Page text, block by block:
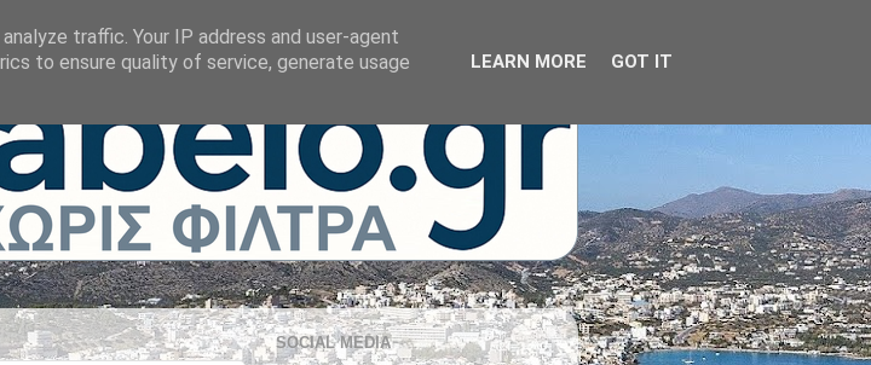
SOCIAL MEDIA
traffic. Your IP address and user-agent
to ensure quality of service, generate usage
LEARN MORE GOT IT